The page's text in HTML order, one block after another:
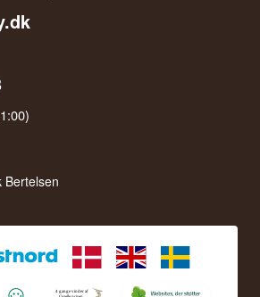
Bertelsen